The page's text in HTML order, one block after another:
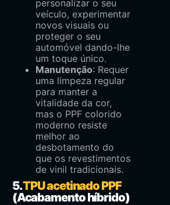
personalizar o seu
veículo, experimentar
novos visuais ou
proteger o seu
automóvel dando-lhe
um toque único.
Manutenção: Requer
uma limpeza regular
para manter a
vitalidade da cor,
mas o PPF colorido
moderno resiste
melhor ao
desbotamento do
que os revestimentos
de vinil tradicionais.
5.TPU acetinado PPF
(Acabamento híbrido)